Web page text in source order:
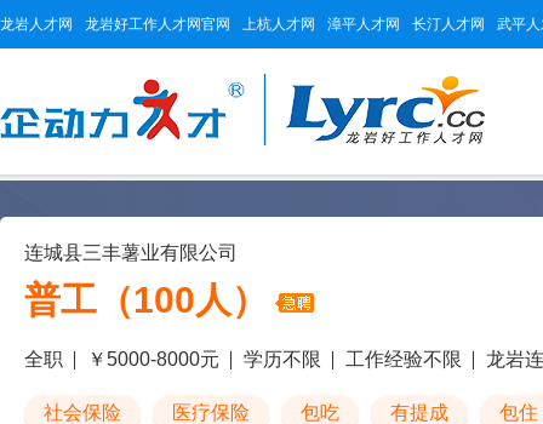
龙岩人才网 龙岩好工作人才网官网 上杭人才网 漳平人才网 长汀人才网 武平
连城县三丰薯业有限公司
普工（100人）
全职 ￥5000-8000元 学历不限 工作经验不限 龙岩
社会保险 医疗保险 包吃 有提成 包住